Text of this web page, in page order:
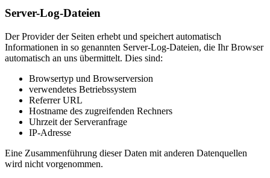
Server-Log-Dateien
Der Provider der Seiten erhebt und speichert automatisch
Informationen in so genannten Server-Log-Dateien, die Ihr Browser
automatisch an uns übermittelt. Dies sind:
Browsertyp und Browserversion
verwendetes Betriebssystem
Referrer URL
Hostname des zugreifenden Rechners
Uhrzeit der Serveranfrage
IP-Adresse
Eine Zusammenführung dieser Daten mit anderen Datenquellen
wird nicht vorgenommen.